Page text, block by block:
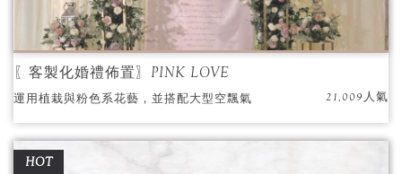
〖客製化婚禮佈置〗PINK LOVE
運用植栽與粉色系花藝，並搭配大型空飄氣
球，點畫出新人的可愛與浪漫，每位嘉賓都非
常喜愛呢！
21,009人氣
HOT